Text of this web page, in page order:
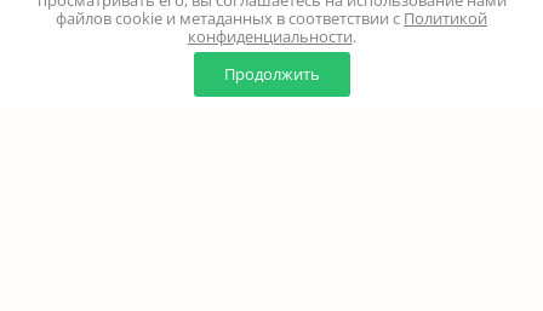
0
Корзина
файлов cookie и метаданных в соответствии с Политикой
конфиденциальности.
Продолжить